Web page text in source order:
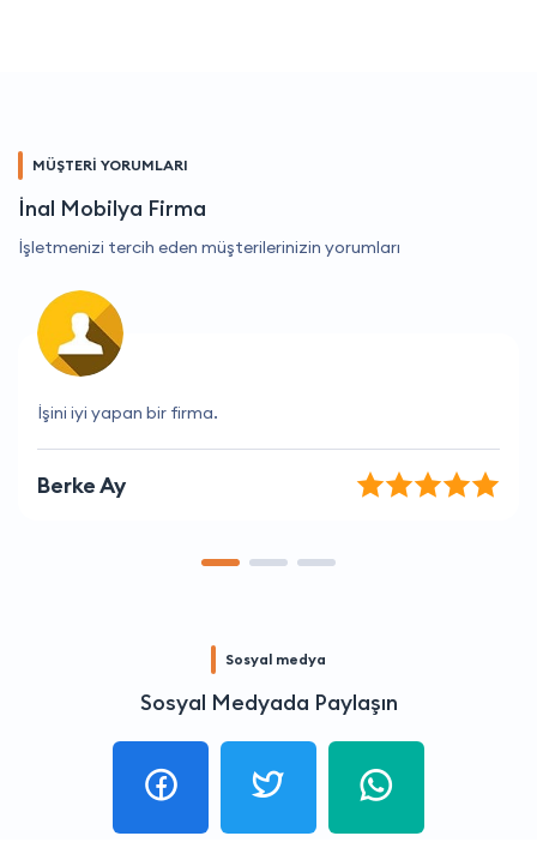
MÜŞTERİ YORUMLARI
İnal Mobilya Firma
İşletmenizi tercih eden müşterilerinizin yorumları
Müşteri hizmetleri her zaman yardımcı ve ilgili.
Ayşegül Yılmaz
Sosyal medya
Sosyal Medyada Paylaşın